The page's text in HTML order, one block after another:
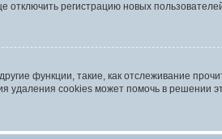
отключить регистрацию новых
функции, такие, как отслеживание
удаления cookies может помочь в решении